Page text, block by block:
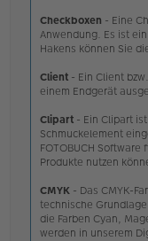
Checkboxen - Eine
Anwendung. Es ist
Hakens können Sie
Client - Ein Client
einem Endgerät
Clipart - Ein Clipart
Schmuckelement
FOTOBUCH
Produkte nutzen
CMYK - Das CMYK-
technische
die Farben Cyan,
werden in unserem